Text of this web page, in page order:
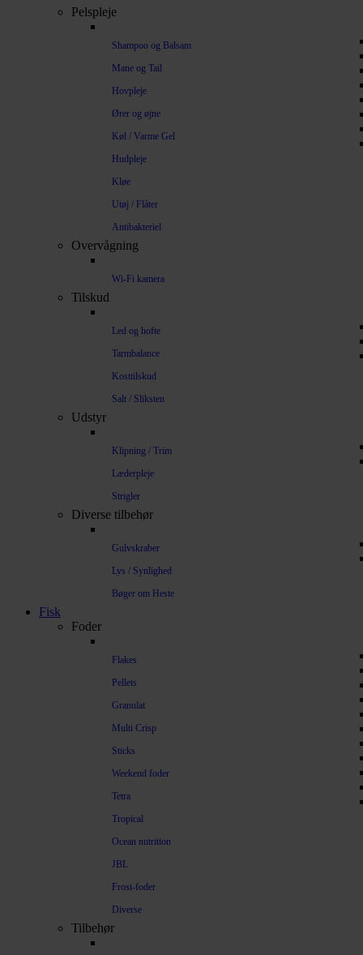
Pelspleje
Shampoo og Balsam
Mane og Tail
Hovpleje
Ører og øjne
Køl / Varme Gel
Hudpleje
Kløe
Utøj / Flåter
Antibakteriel
Overvågning
Wi-Fi kamera
Tilskud
Led og hofte
Tarmbalance
Kosttilskud
Salt / Sliksten
Udstyr
Klipning / Trim
Læderpleje
Strigler
Diverse tilbehør
Gulvskraber
Lys / Synlighed
Bøger om Heste
Fisk
Foder
Flakes
Pellets
Granulat
Multi Crisp
Sticks
Weekend foder
Tetra
Tropical
Ocean nutrition
JBL
Frost-foder
Diverse
Tilbehør